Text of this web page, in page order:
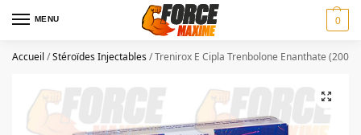
MENU 0
Accueil /Stéroïdes Injectables/Trenirox E Cipla Trenbolone Enanthate (200